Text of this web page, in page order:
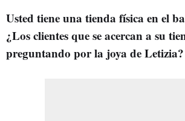
Usted tiene una tienda física en el
¿Los clientes que se acercan a su
preguntando por la joya de Letizia?